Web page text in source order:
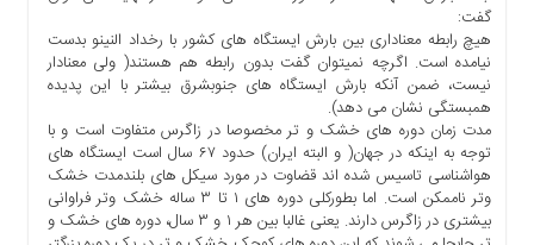
نمونه
تعرفه
درباره
چند
رسانه
ارتباط
گفت:
هیچ رابطه معناداری بین بارش ایستگاه های کشور با رخداد النینو بدست
نیامده است. اگرچه نمیتوان گفت بدون رابطه هم هستند( ولی معنادار
نیست، ضمن آنکه بارش ایستگاه های جنوبشرق بیشتر با این پدیده
همبستگی نشان می دهد).
مدت زمان دوره های خشک و تر مخصوصا در زاگرس متفاوت است و با
توجه به اینکه در جهان( و البته ایران) حدود ۶۷ سال است ایستگاه های
هواشناسی تاسیس شده اند قضاوت در مورد سیکل های بلندمدت خشک
وتر ناممکن است. اما بطورکلی دوره های ۱ تا ۳ ساله خشک وتر فراوانی
بیشتری در زاگرس دارند. یعنی غالبا بین هر ۱ و ۳ سال، دوره های خشک و